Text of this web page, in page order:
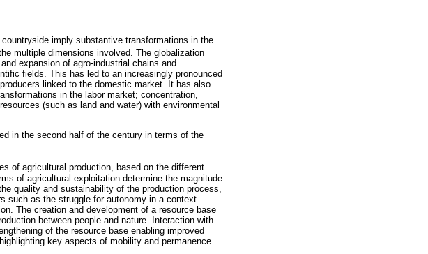
imply substantive transformations in the
multiple dimensions involved. The globalization
expansion of agro-industrial chains and
fields. This has led to an increasingly pronounced
linked to the domestic market. It has also
in the labor market; concentration,
(such as land and water) with environmental
in the second half of the century in terms of the
of agricultural production, based on the different
of agricultural exploitation determine the magnitude
quality and sustainability of the production process,
such as the struggle for autonomy in a context
The creation and development of a resource base
between people and nature. Interaction with
of the resource base enabling improved
key aspects of mobility and permanence.